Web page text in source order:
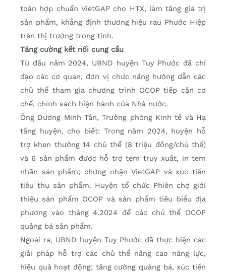
toàn hợp chuẩn VietGAP cho HTX, làm tăng giá trị
sản phẩm, khẳng định thương hiệu rau Phước Hiệp
trên thị trường trong tỉnh.
Tăng cường kết nối cung cầu
Từ đầu năm 2024, UBND huyện Tuy Phước đã chỉ
đạo các cơ quan, đơn vị chức năng hướng dẫn các
chủ thể tham gia chương trình OCOP tiếp cận cơ
chế, chính sách hiện hành của Nhà nước.
Ông Dương Minh Tân, Trưởng phòng Kinh tế và Hạ
tầng huyện, cho biết: Trong năm 2024, huyện hỗ
trợ khen thưởng 14 chủ thể (8 triệu đồng/chủ thể)
và 6 sản phẩm được hỗ trợ tem truy xuất, in tem
nhãn sản phẩm; chứng nhận VietGAP và xúc tiến
tiêu thụ sản phẩm. Huyện tổ chức Phiên chợ giới
thiệu sản phẩm OCOP và sản phẩm tiêu biểu địa
phương vào tháng 4.2024 để các chủ thể OCOP
quảng bá sản phẩm.
Ngoài ra, UBND huyện Tuy Phước đã thực hiện các
giải pháp hỗ trợ các chủ thể nâng cao năng lực,
hiệu quả hoạt động; tăng cường quảng bá, xúc tiến